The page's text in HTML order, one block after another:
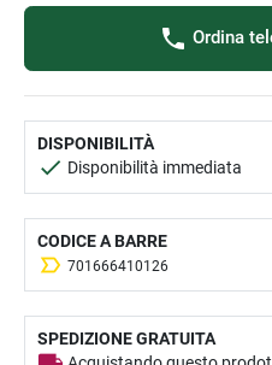
Ordina
DISPONIBILITÀ
Disponibilità immediata
CODICE A BARRE
701666410126
SPEDIZIONE GRATUITA